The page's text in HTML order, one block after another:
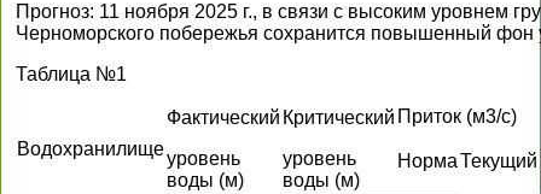
Прогноз: 11 ноября 2025 г., в связи с высоким уровнем
Черноморского побережья сохранится повышенный фон
Таблица №1
Водохранилище
Фактический
уровень
воды (м)
Критический
уровень
воды (м)
Приток (м3/с)
НормаТекущий